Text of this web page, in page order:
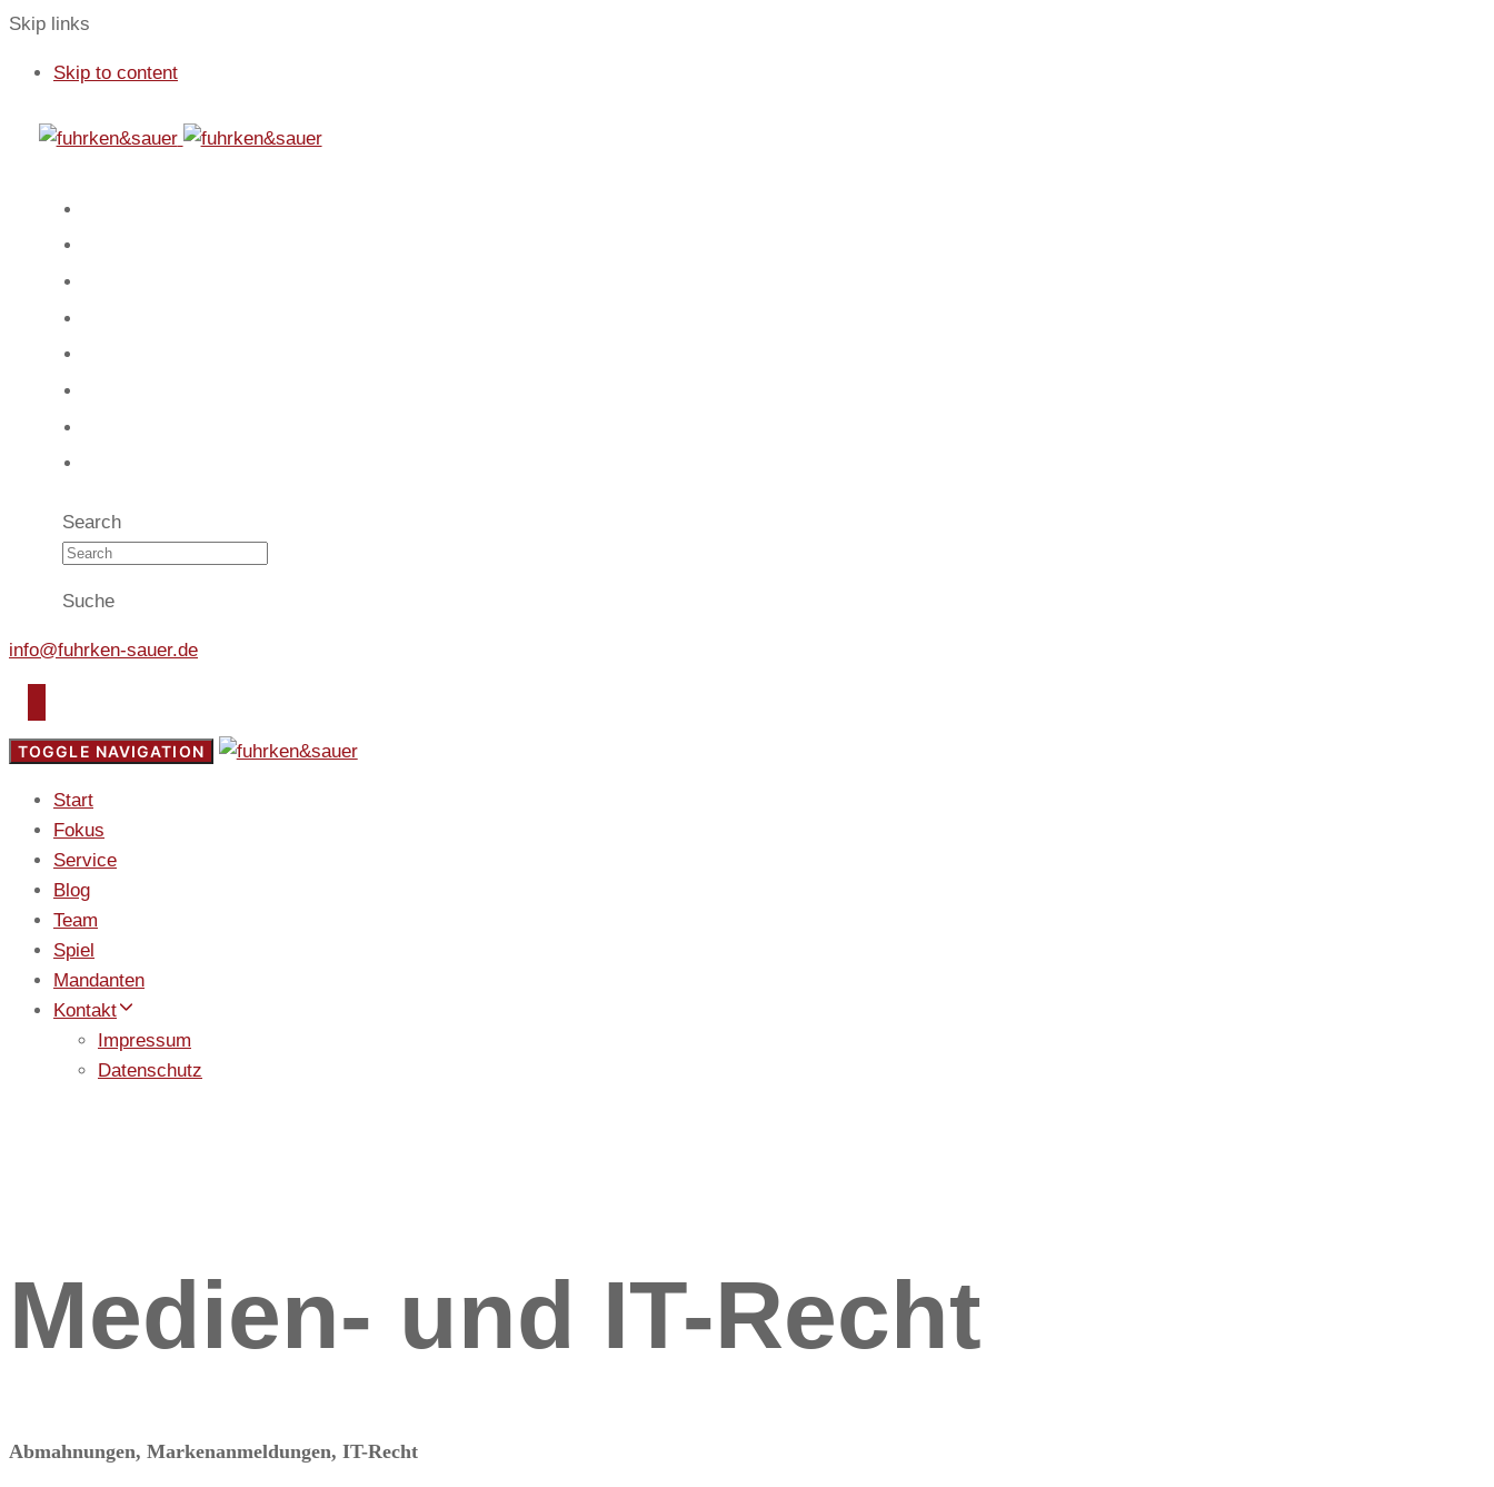
Skip links
Skip to content
Search
Suche
info@fuhrken-sauer.de
TOGGLE NAVIGATION
Start
Fokus
Service
Blog
Team
Spiel
Mandanten
Kontakt
Impressum
Datenschutz
Medien- und IT-Recht
Abmahnungen, Markenanmeldungen, IT-Recht